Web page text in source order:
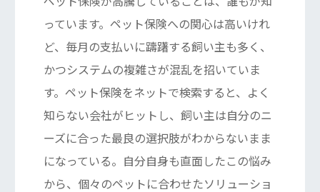
っています。ペット保険への関心は高いけれ
ど、毎月の支払いに躊躇する飼い主も多く、
かつシステムの複雑さが混乱を招いていま
す。ペット保険をネットで検索すると、よく
知らない会社がヒットし、飼い主は自分のニ
ーズに合った最良の選択肢がわからないまま
になっている。自分自身も直面したこの悩み
から、個々のペットに合わせたソリューショ